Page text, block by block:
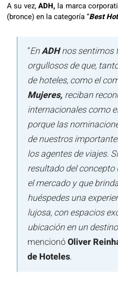
A su vez,ADH, la marca
(bronce) en la categoría “Best
“EnADHnos sentimos
orgullosos de que,
de hoteles, como el
Mujeres, reciban
internacionales como
porque las
de nuestros
los agentes de viajes.
resultado del
el mercado y que
huéspedes una
lujosa, con espacios
ubicación en un
mencionóOliver
de Hoteles.